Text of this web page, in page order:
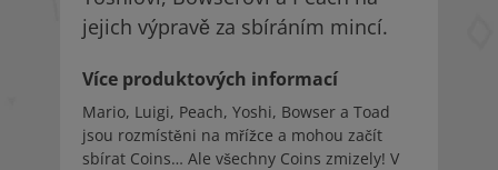
jejich výpravě za sbíráním mincí.
Více produktových informací
Mario, Luigi, Peach, Yoshi, Bowser a Toad
jsou rozmístěni na mřížce a mohou začít
sbírat Coins… Ale všechny Coins zmizely! V